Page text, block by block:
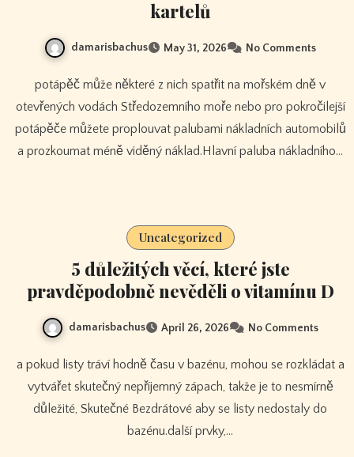
kartelů
damarisbachus May 31, 2026 No Comments
potápěč může některé z nich spatřit na mořském dně v
otevřených vodách Středozemního moře nebo pro pokročilejší
potápěče můžete proplouvat palubami nákladních automobilů
a prozkoumat méně viděný náklad.Hlavní paluba nákladního…
Uncategorized
5 důležitých věcí, které jste
pravděpodobně nevěděli o vitamínu D
damarisbachus April 26, 2026 No Comments
a pokud listy tráví hodně času v bazénu, mohou se rozkládat a
vytvářet skutečný nepříjemný zápach, takže je to nesmírně
důležité, Skutečné Bezdrátové aby se listy nedostaly do
bazénu.další prvky,…